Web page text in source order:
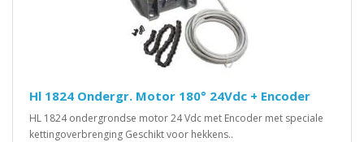
Hl 1824 Ondergr. Motor 180° 24Vdc + Encoder
HL 1824 ondergrondse motor 24 Vdc met Encoder met speciale
kettingoverbrenging Geschikt voor hekkens..